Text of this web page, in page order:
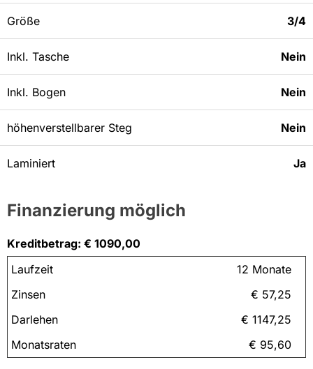
Größe 3/4
Inkl. Tasche Nein
Inkl. Bogen Nein
höhenverstellbarer Steg Nein
Laminiert Ja
Finanzierung möglich
Kreditbetrag: € 1090,00
12 Monate
€ 57,25
€ 1147,25
€ 95,60